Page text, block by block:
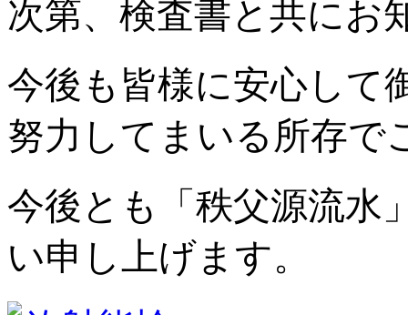
次第、検査書と共にお
今後も皆様に安心して
努力してまいる所存で
今後とも「秩父源流水
い申し上げます。